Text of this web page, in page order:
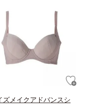
ズメイクアドバンスシ